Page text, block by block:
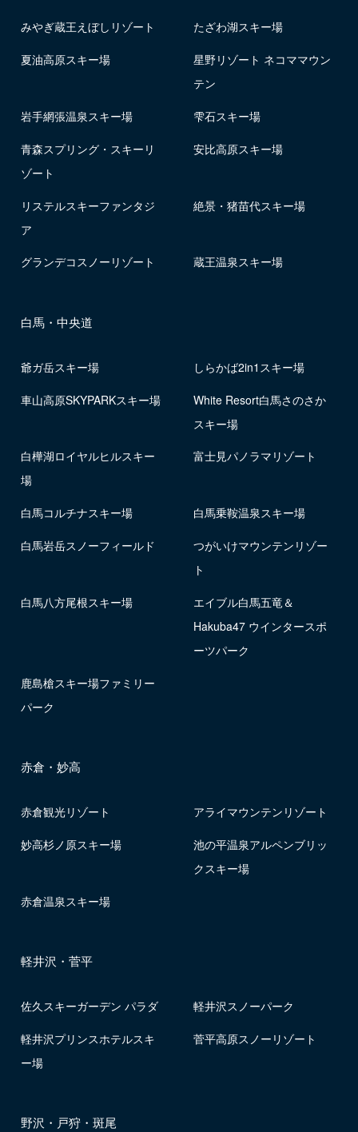
みやぎ蔵王えぼしリゾート たざわ湖スキー場
夏油高原スキー場
星野リゾート ネコママウン
テン
岩手網張温泉スキー場 雫石スキー場
青森スプリング・スキーリ
ゾート
安比高原スキー場
リステルスキーファンタジ
ア
絶景・猪苗代スキー場
グランデコスノーリゾート 蔵王温泉スキー場
白馬・中央道
爺ガ岳スキー場 しらかば2in1スキー場
車山高原SKYPARKスキー場
White Resort白馬さのさか
スキー場
白樺湖ロイヤルヒルスキー
場
富士見パノラマリゾート
白馬コルチナスキー場 白馬乗鞍温泉スキー場
白馬岩岳スノーフィールド
つがいけマウンテンリゾー
ト
白馬八方尾根スキー場
エイブル白馬五竜＆
Hakuba47 ウインタースポ
ーツパーク
鹿島槍スキー場ファミリー
パーク
赤倉・妙高
赤倉観光リゾート アライマウンテンリゾート
妙高杉ノ原スキー場
池の平温泉アルペンブリッ
クスキー場
赤倉温泉スキー場
軽井沢・菅平
佐久スキーガーデン パラダ 軽井沢スノーパーク
軽井沢プリンスホテルスキ
ー場
菅平高原スノーリゾート
野沢・戸狩・斑尾